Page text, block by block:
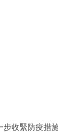
步收緊防疫措